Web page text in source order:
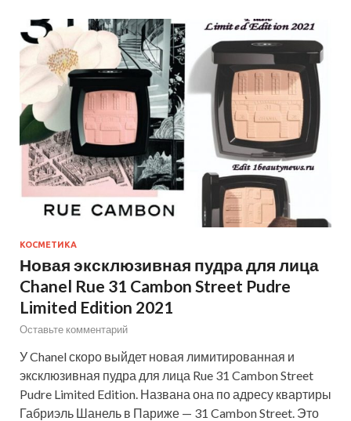
КОСМЕТИКА
Новая эксклюзивная пудра для лица
Chanel Rue 31 Cambon Street Pudre
Limited Edition 2021
Оставьте комментарий
У Chanel скоро выйдет новая лимитированная и
эксклюзивная пудра для лица Rue 31 Cambon Street
Pudre Limited Edition. Названа она по адресу квартиры
Габриэль Шанель в Париже — 31 Cambon Street. Это